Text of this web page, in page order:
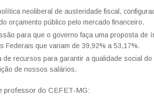
neoliberal de austeridade fiscal,
orçamento público pelo mercado financeiro.
para que o governo faça uma proposta
Federais que variam de 39,92% a 53,17%.
de recursos para garantir a qualidade social
de nossos salários.
professor do CEFET-MG: